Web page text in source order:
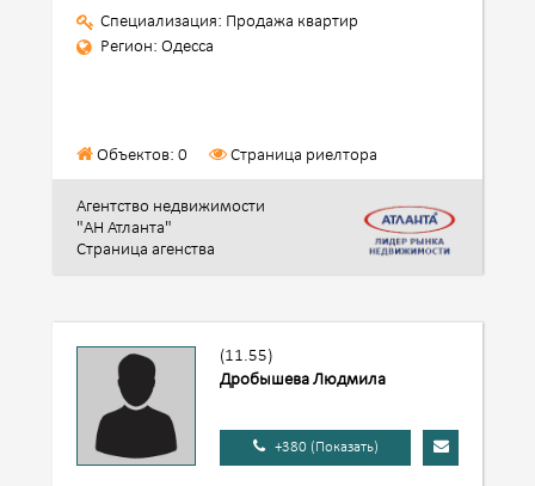
Специализация: Продажа квартир
Регион: Одесса
Объектов: 0 Страница риелтора
Агентство недвижимости
"АН Атланта"
Страница агенства
(11.55)
Дробышева Людмила
+380 (Показать)